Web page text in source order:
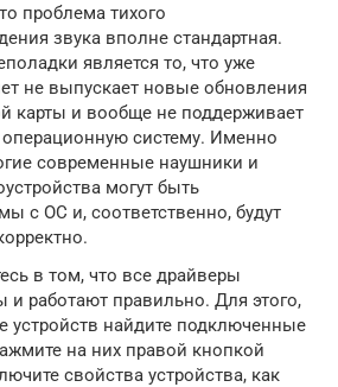
проблема тихого
звука вполне стандартная.
является то, что уже
не выпускает новые обновления
карты и вообще не поддерживает
систему. Именно
современные наушники и
могут быть
с ОС и, соответственно, будут
в том, что все драйверы
и работают правильно. Для этого,
устройств найдите подключенные
на них правой кнопкой
свойства устройства, как